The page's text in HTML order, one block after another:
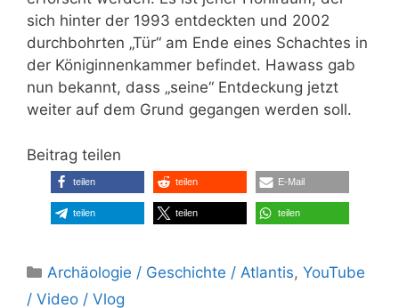
sich hinter der 1993 entdeckten und 2002
durchbohrten „Tür“ am Ende eines Schachtes in
der Königinnenkammer befindet. Hawass gab
nun bekannt, dass „seine“ Entdeckung jetzt
weiter auf dem Grund gegangen werden soll.
Beitrag teilen
teilen teilen E-Mail
teilen teilen teilen
Kategorien
Archäologie / Geschichte / Atlantis,YouTube
/ Video / Vlog